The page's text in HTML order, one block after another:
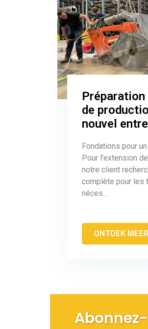
Préparation
de
nouvel
Fondations pour
Pour l'extension
notre client
complète pour les
néces...
ONTDEK MEER
Abonnez-